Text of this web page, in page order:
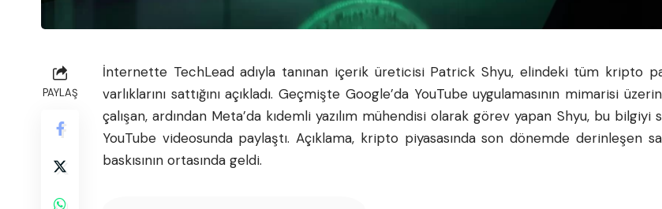
PAYLAŞ
İnternette TechLead adıyla tanınan içerik üreticisi Patrick Shyu, elindeki tüm kripto
varlıklarını sattığını açıkladı. Geçmişte Google’da YouTube uygulamasının mimarisi
çalışan, ardından Meta’da kıdemli yazılım mühendisi olarak görev yapan Shyu, bu bilgiyi
YouTube videosunda paylaştı. Açıklama, kripto piyasasında son dönemde derinleşen
baskısının ortasında geldi.